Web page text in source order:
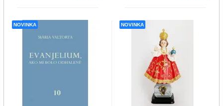
NOVINKA NOVINKA